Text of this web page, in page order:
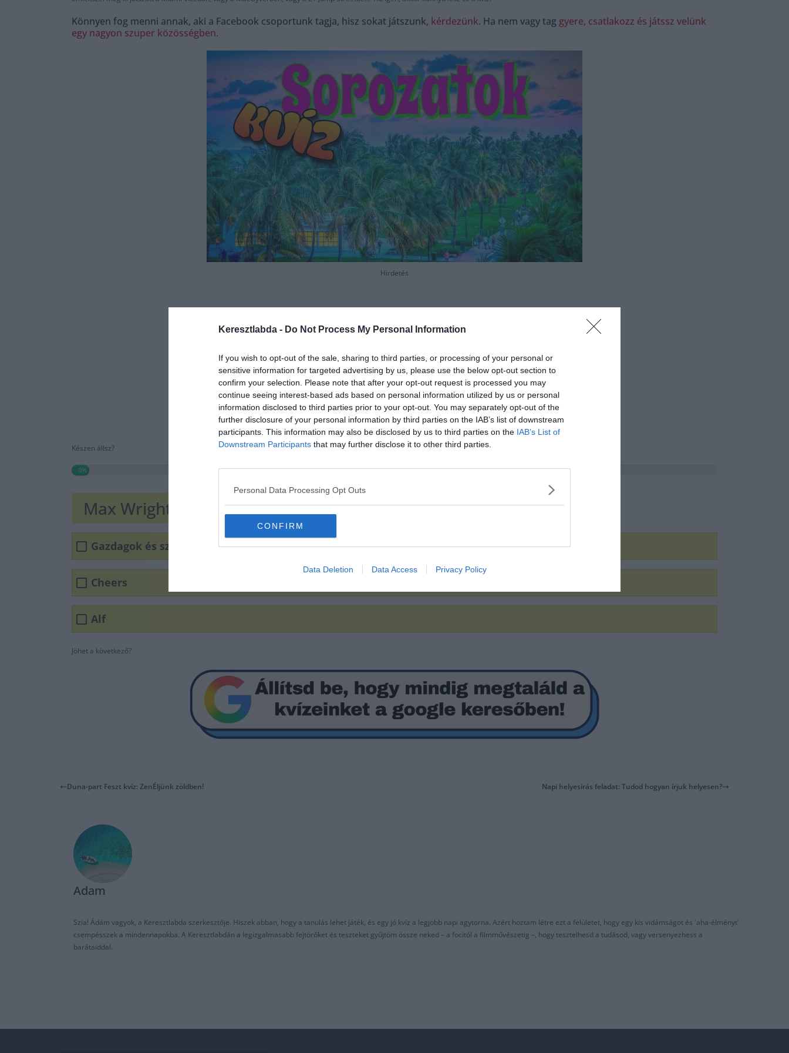
Keresztlabda - Do Not Process My Personal Information
If you wish to opt-out of the sale, sharing to third parties, or processing of your personal or
sensitive information for targeted advertising by us, please use the below opt-out section to
confirm your selection. Please note that after your opt-out request is processed you may
continue seeing interest-based ads based on personal information utilized by us or personal
information disclosed to third parties prior to your opt-out. You may separately opt-out of the
further disclosure of your personal information by third parties on the IAB’s list of downstream
participants. This information may also be disclosed by us to third parties on the IAB’s List of
Downstream Participants that may further disclose it to other third parties.
Personal Data Processing Opt Outs
CONFIRM
Data Deletion Data Access Privacy Policy
Könnyen fog menni annak, aki a Facebook csoportunk tagja, hisz sokat játszunk, kérdezünk. Ha nem vagy tag gyere, csatlakozz és játssz velünk
egy nagyon szuper közösségben.
Hirdetés
Készen állsz?
0%
Max Wright
Gazdagok és szépek
Cheers
Alf
Jöhet a következő?
Duna-part Feszt kvíz: ZenÉljünk zöldben! Napi helyesírás feladat: Tudod hogyan írjuk helyesen?
Adam
Szia! Ádám vagyok, a Keresztlabda szerkesztője. Hiszek abban, hogy a tanulás lehet játék, és egy jó kvíz a legjobb napi agytorna. Azért hoztam létre ezt a felületet, hogy egy kis vidámságot és 'aha-élményt'
csempésszek a mindennapokba. A Keresztlabdán a legizgalmasabb fejtörőket és teszteket gyűjtöm össze neked – a focitól a filmművészetig –, hogy tesztelhesd a tudásod, vagy versenyezhess a
barátaiddal.